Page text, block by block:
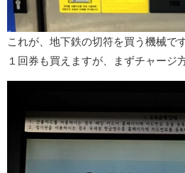
これが、地下鉄の切符を買う機械です
１回券も買えますが、まずチャージ